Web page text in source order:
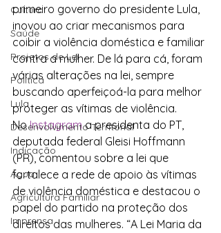
Cultura
Saúde
Projetos de Lei
Política
Lula
Desenvolvimento Territorial
Indicação
Água
Agricultura Familiar
Imprensa
primeiro governo do presidente Lula,
inovou ao criar mecanismos para
coibir a violência doméstica e familiar
contra a mulher. De lá para cá, foram
várias alterações na lei, sempre
buscando aperfeiçoá-la para melhor
proteger as vítimas de violência.
No Instagram a presidenta do PT,
deputada federal Gleisi Hoffmann
(PR), comentou sobre a lei que
fortalece a rede de apoio às vítimas
de violência doméstica e destacou o
papel do partido na proteção dos
direitos das mulheres. “A Lei Maria da